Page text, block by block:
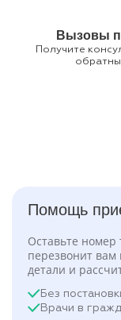
Вызовы
Получите
Помощь
Оставьте
перезвонит вам
детали и
Без
Врачи в